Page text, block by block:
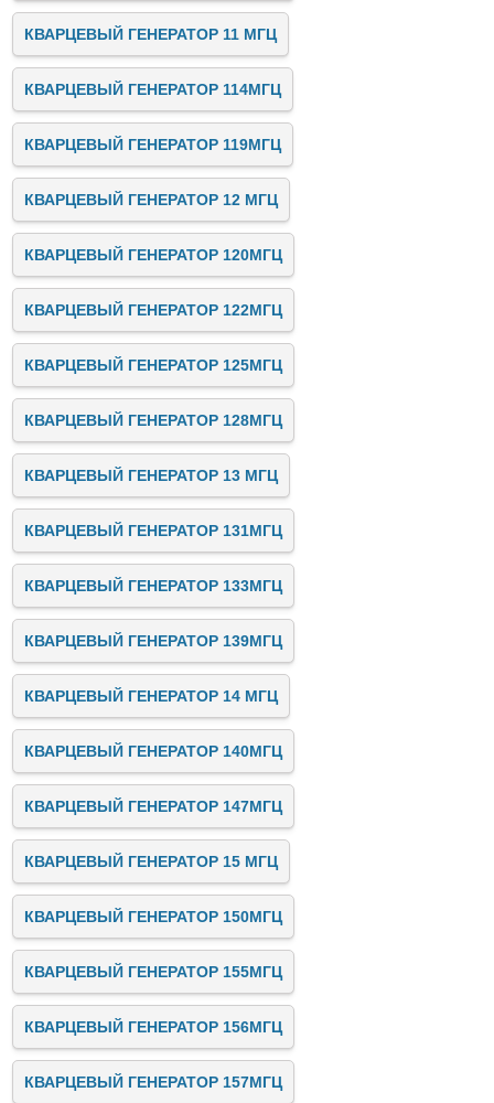
КВАРЦЕВЫЙ ГЕНЕРАТОР 11 МГЦ
КВАРЦЕВЫЙ ГЕНЕРАТОР 114МГЦ
КВАРЦЕВЫЙ ГЕНЕРАТОР 119МГЦ
КВАРЦЕВЫЙ ГЕНЕРАТОР 12 МГЦ
КВАРЦЕВЫЙ ГЕНЕРАТОР 120МГЦ
КВАРЦЕВЫЙ ГЕНЕРАТОР 122МГЦ
КВАРЦЕВЫЙ ГЕНЕРАТОР 125МГЦ
КВАРЦЕВЫЙ ГЕНЕРАТОР 128МГЦ
КВАРЦЕВЫЙ ГЕНЕРАТОР 13 МГЦ
КВАРЦЕВЫЙ ГЕНЕРАТОР 131МГЦ
КВАРЦЕВЫЙ ГЕНЕРАТОР 133МГЦ
КВАРЦЕВЫЙ ГЕНЕРАТОР 139МГЦ
КВАРЦЕВЫЙ ГЕНЕРАТОР 14 МГЦ
КВАРЦЕВЫЙ ГЕНЕРАТОР 140МГЦ
КВАРЦЕВЫЙ ГЕНЕРАТОР 147МГЦ
КВАРЦЕВЫЙ ГЕНЕРАТОР 15 МГЦ
КВАРЦЕВЫЙ ГЕНЕРАТОР 150МГЦ
КВАРЦЕВЫЙ ГЕНЕРАТОР 155МГЦ
КВАРЦЕВЫЙ ГЕНЕРАТОР 156МГЦ
КВАРЦЕВЫЙ ГЕНЕРАТОР 157МГЦ